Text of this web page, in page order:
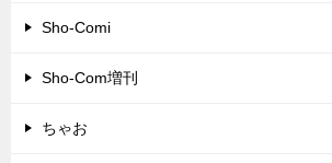
Sho-Comi
Sho-Com増刊
ちゃお